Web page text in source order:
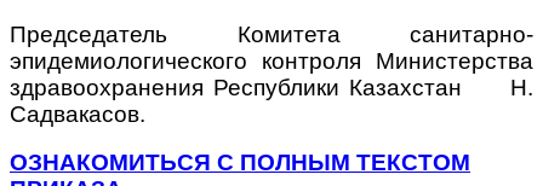
Председатель Комитета санитарно-
эпидемиологического контроля Министерства
здравоохранения Республики Казахстан Н.
Садвакасов.
ОЗНАКОМИТЬСЯ С ПОЛНЫМ ТЕКСТОМ